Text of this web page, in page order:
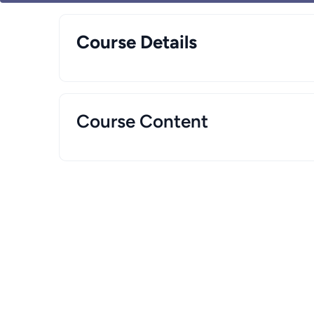
Course Details
Course Content